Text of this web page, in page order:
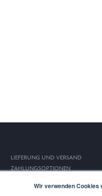
Wir verwenden
LIEFERUNG UND VERSAND
ZAHLUNGSOPTIONEN